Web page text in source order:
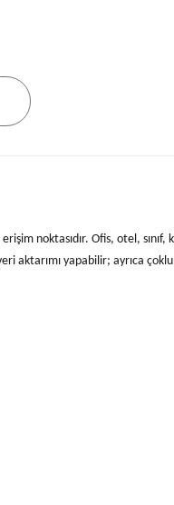
noktasıdır. Ofis, otel,
aktarımı yapabilir; ayrıca